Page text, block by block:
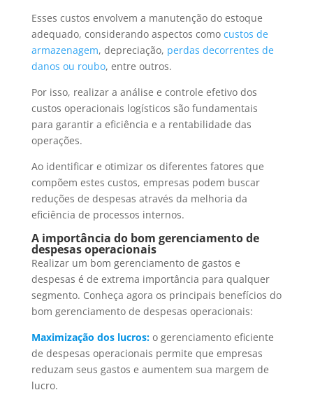
Esses custos envolvem a manutenção do estoque
adequado, considerando aspectos como custos de
armazenagem, depreciação, perdas decorrentes de
danos ou roubo, entre outros.
Por isso, realizar a análise e controle efetivo dos
custos operacionais logísticos são fundamentais
para garantir a eficiência e a rentabilidade das
operações.
Ao identificar e otimizar os diferentes fatores que
compõem estes custos, empresas podem buscar
reduções de despesas através da melhoria da
eficiência de processos internos.
A importância do bom gerenciamento de
despesas operacionais
Realizar um bom gerenciamento de gastos e
despesas é de extrema importância para qualquer
segmento. Conheça agora os principais benefícios do
bom gerenciamento de despesas operacionais:
Maximização dos lucros: o gerenciamento eficiente
de despesas operacionais permite que empresas
reduzam seus gastos e aumentem sua margem de
lucro.